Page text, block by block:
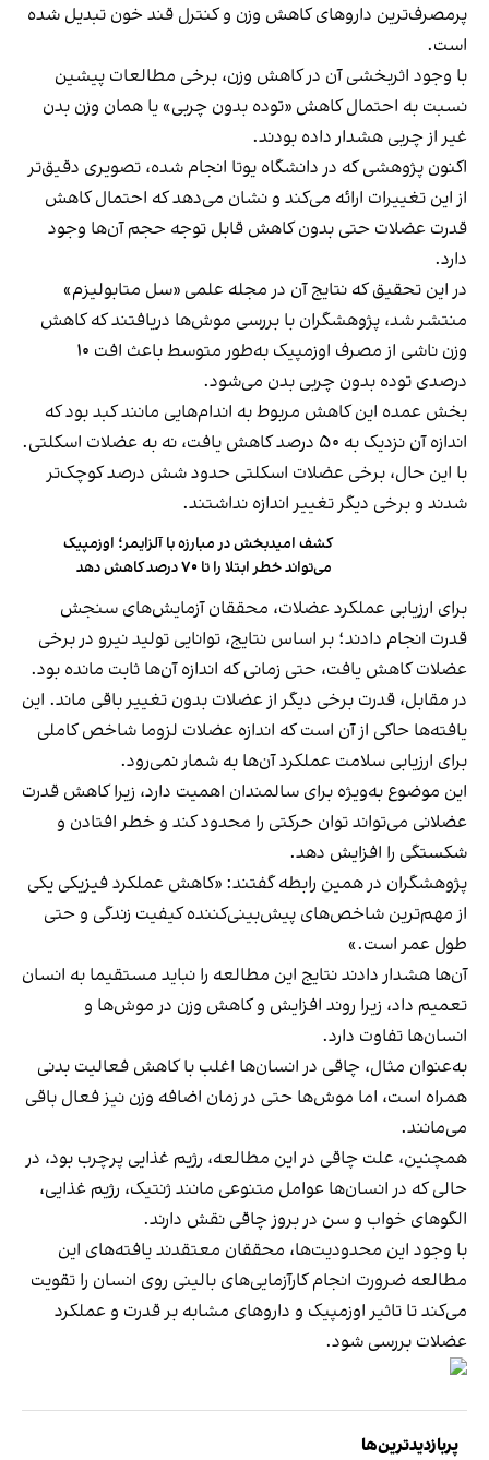
پرمصرف‌ترین داروهای کاهش وزن و کنترل قند خون تبدیل شده
است.
با وجود اثربخشی آن در کاهش وزن، برخی مطالعات پیشین
نسبت به احتمال کاهش «توده بدون چربی» یا همان وزن بدن
غیر از چربی هشدار داده بودند.
اکنون پژوهشی که در دانشگاه یوتا انجام شده، تصویری دقیق‌تر
از این تغییرات ارائه می‌کند و نشان می‌دهد که احتمال کاهش
قدرت عضلات حتی بدون کاهش قابل توجه حجم آن‌ها وجود
دارد.
در این تحقیق که نتایج آن در مجله علمی «سل متابولیزم»
منتشر شد، پژوهشگران با بررسی موش‌ها دریافتند که کاهش
وزن ناشی از مصرف اوزمپیک به‌طور متوسط باعث افت ۱۰
درصدی توده بدون چربی بدن می‌شود.
بخش عمده این کاهش مربوط به اندام‌هایی مانند کبد بود که
اندازه آن نزدیک به ۵۰ درصد کاهش یافت، نه به عضلات اسکلتی.
با این حال، برخی عضلات اسکلتی حدود شش درصد کوچک‌تر
شدند و برخی دیگر تغییر اندازه نداشتند.
کشف امیدبخش در مبارزه با آلزایمر؛ اوزمپیک
می‌تواند خطر ابتلا را تا ۷۰ درصد کاهش دهد
برای ارزیابی عملکرد عضلات، محققان آزمایش‌های سنجش
قدرت انجام دادند؛ بر اساس نتایج، توانایی تولید نیرو در برخی
عضلات کاهش یافت، حتی زمانی که اندازه آن‌ها ثابت مانده بود.
در مقابل، قدرت برخی دیگر از عضلات بدون تغییر باقی ماند. این
یافته‌ها حاکی از آن است که اندازه عضلات لزوما شاخص کاملی
برای ارزیابی سلامت عملکرد آن‌ها به شمار نمی‌رود.
این موضوع به‌ویژه برای سالمندان اهمیت دارد، زیرا کاهش قدرت
عضلانی می‌تواند توان حرکتی را محدود کند و خطر افتادن و
شکستگی را افزایش دهد.
پژوهشگران در همین رابطه گفتند: «کاهش عملکرد فیزیکی یکی
از مهم‌ترین شاخص‌های پیش‌بینی‌کننده‌ کیفیت زندگی و حتی
طول عمر است.»
آن‌ها هشدار دادند نتایج این مطالعه را نباید مستقیما به انسان
تعمیم داد، زیرا روند افزایش و کاهش وزن در موش‌ها و
انسان‌ها تفاوت دارد.
به‌عنوان مثال، چاقی در انسان‌ها اغلب با کاهش فعالیت بدنی
همراه است، اما موش‌ها حتی در زمان اضافه وزن نیز فعال باقی
می‌مانند.
همچنین، علت چاقی در این مطالعه، رژیم غذایی پرچرب بود، در
حالی که در انسان‌ها عوامل متنوعی مانند ژنتیک، رژیم غذایی،
الگوهای خواب و سن در بروز چاقی نقش دارند.
با وجود این محدودیت‌ها، محققان معتقدند یافته‌های این
مطالعه ضرورت انجام کارآزمایی‌های بالینی روی انسان را تقویت
می‌کند تا تاثیر اوزمپیک و داروهای مشابه بر قدرت و عملکرد
عضلات بررسی شود.
پربازدیدترین‌ها